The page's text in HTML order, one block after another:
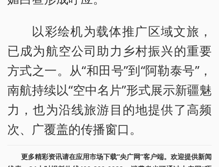
以彩绘机为载体推广区域文旅，
已成为航空公司助力乡村振兴的重要
方式之一。从“和田号”到“阿勒泰号”，
南航持续以“空中名片”形式展示新疆魅
力，也为沿线旅游目的地提供了高频
次、广覆盖的传播窗口。
更多精彩资讯请在应用市场下载“央广网”客户端。欢迎提供新闻